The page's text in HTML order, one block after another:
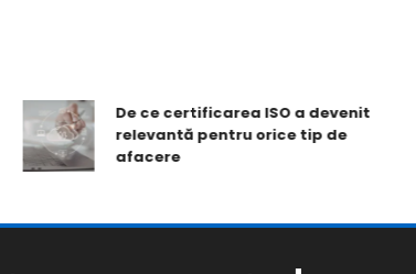
De ce certificarea ISO a devenit
relevantă pentru orice tip de
afacere